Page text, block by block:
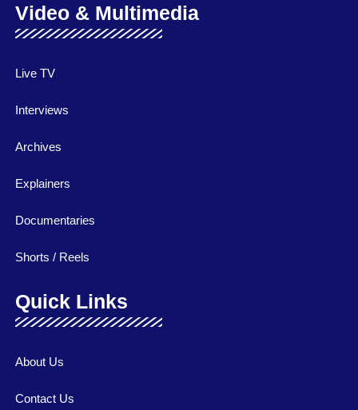
Video & Multimedia
Live TV
Interviews
Archives
Explainers
Documentaries
Shorts / Reels
Quick Links
About Us
Contact Us